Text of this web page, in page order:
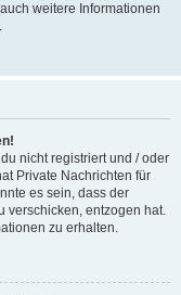
weitere Informationen
nicht registriert und / oder
Private Nachrichten für
es sein, dass der
verschicken, entzogen hat.
zu erhalten.